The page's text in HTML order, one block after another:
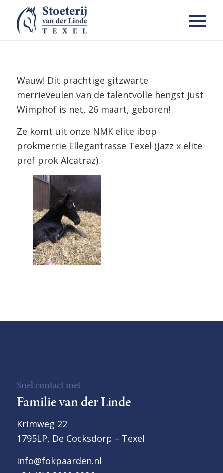
Wauw! Dit prachtige gitzwarte
merrieveulen van de talentvolle hengst Just
Wimphof is net, 26 maart, geboren!
Ze komt uit onze NMK elite ibop
prokmerrie Ellegantrasse Texel (Jazz x elite
pref prok Alcatraz).-
Snel contact met
Familie van der Linde
Krimweg 22
1795LP, De Cocksdorp – Texel
info@fokpaarden.nl